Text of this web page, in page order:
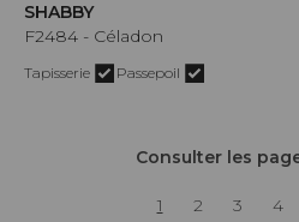
SHABBY
F2484 - Céladon
Tapisserie Passepoil
Consulter les
1 2 3 4